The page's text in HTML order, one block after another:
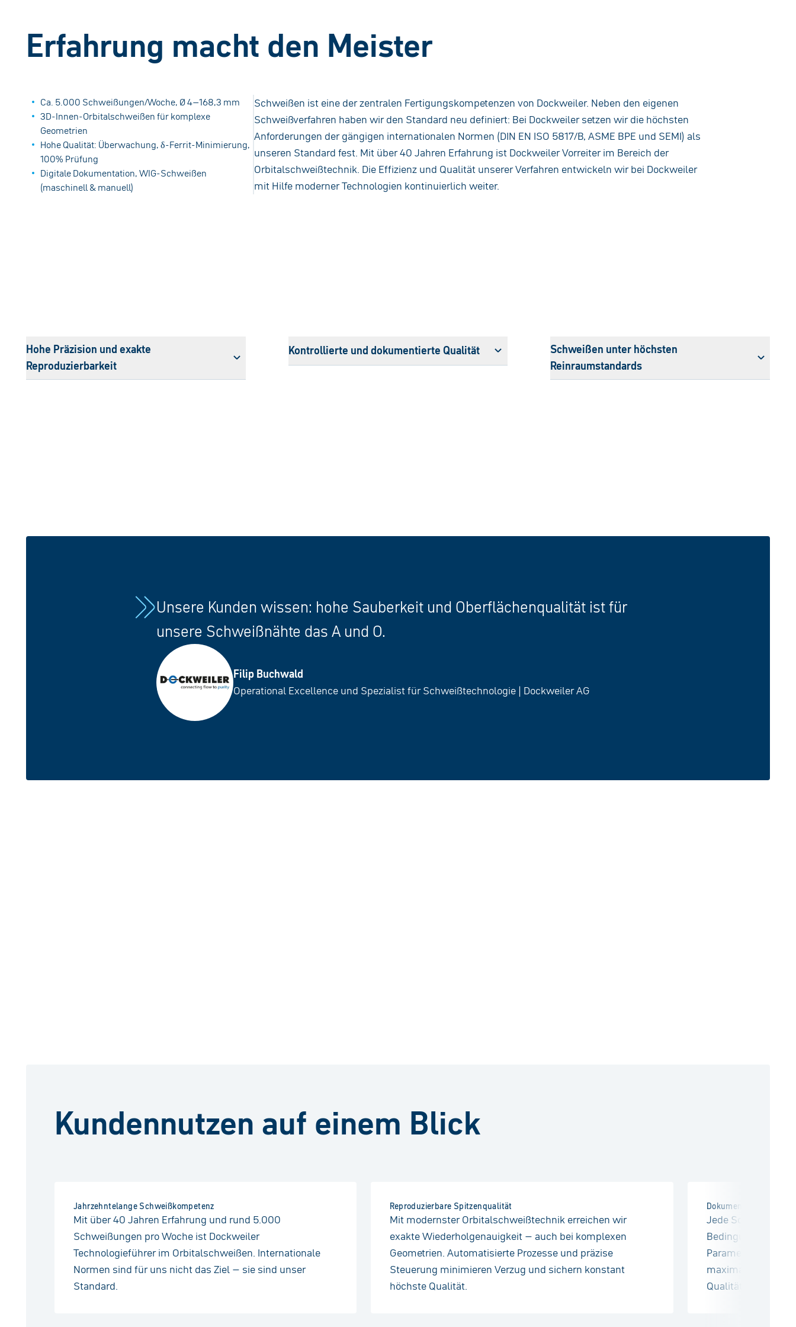
Erfahrung macht den Meister
Ca. 5.000 Schweißungen/Woche, Ø 4–168,3 mm
3D-Innen-Orbitalschweißen für komplexe
Geometrien
Hohe Qualität: Überwachung, δ-Ferrit-Minimierung,
100% Prüfung
Digitale Dokumentation, WIG-Schweißen
(maschinell & manuell)
Schweißen ist eine der zentralen Fertigungskompetenzen von Dockweiler. Neben den eigenen
Schweißverfahren haben wir den Standard neu definiert: Bei Dockweiler setzen wir die höchsten
Anforderungen der gängigen internationalen Normen (DIN EN ISO 5817/B, ASME BPE und SEMI) als
unseren Standard fest. Mit über 40 Jahren Erfahrung ist Dockweiler Vorreiter im Bereich der
Orbitalschweißtechnik. Die Effizienz und Qualität unserer Verfahren entwickeln wir bei Dockweiler
mit Hilfe moderner Technologien kontinuierlich weiter.
Hohe Präzision und exakte
Reproduzierbarkeit
Kontrollierte und dokumentierte Qualität
Schweißen unter höchsten
Reinraumstandards
Unsere Kunden wissen: hohe Sauberkeit und Oberflächenqualität ist für
unsere Schweißnähte das A und O.
Filip Buchwald
Operational Excellence und Spezialist für Schweißtechnologie | Dockweiler AG
Kundennutzen auf einem Blick
Jahrzehntelange Schweißkompetenz
Mit über 40 Jahren Erfahrung und rund 5.000
Schweißungen pro Woche ist Dockweiler
Technologieführer im Orbitalschweißen. Internationale
Normen sind für uns nicht das Ziel – sie sind unser
Standard.
Reproduzierbare Spitzenqualität
Mit modernster Orbitalschweißtechnik erreichen wir
exakte Wiederholgenauigkeit – auch bei komplexen
Geometrien. Automatisierte Prozesse und präzise
Steuerung minimieren Verzug und sichern konstant
höchste Qualität.
Dokumentierte
Jede
Bedingungen
Parameter sind
maximale
Qualitätssicherung.